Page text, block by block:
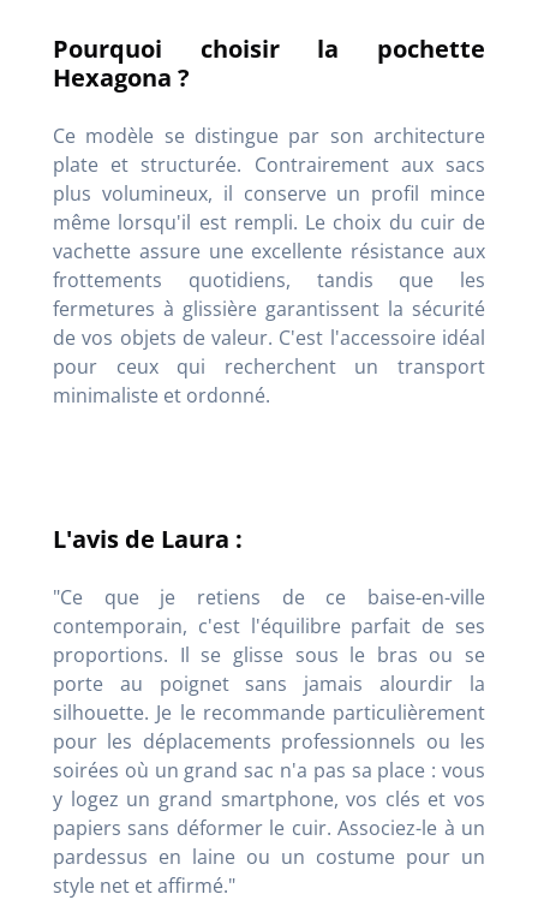
Pourquoi choisir la pochette
Hexagona ?
Ce modèle se distingue par son architecture
plate et structurée. Contrairement aux sacs
plus volumineux, il conserve un profil mince
même lorsqu'il est rempli. Le choix du cuir de
vachette assure une excellente résistance aux
frottements quotidiens, tandis que les
fermetures à glissière garantissent la sécurité
de vos objets de valeur. C'est l'accessoire idéal
pour ceux qui recherchent un transport
minimaliste et ordonné.
L'avis de Laura :
"Ce que je retiens de ce baise-en-ville
contemporain, c'est l'équilibre parfait de ses
proportions. Il se glisse sous le bras ou se
porte au poignet sans jamais alourdir la
silhouette. Je le recommande particulièrement
pour les déplacements professionnels ou les
soirées où un grand sac n'a pas sa place : vous
y logez un grand smartphone, vos clés et vos
papiers sans déformer le cuir. Associez-le à un
pardessus en laine ou un costume pour un
style net et affirmé."